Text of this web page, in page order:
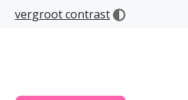
vergroot contrast